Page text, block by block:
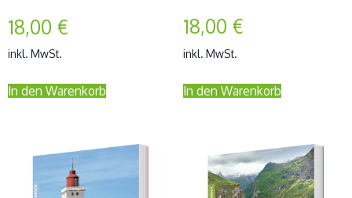
18,00 €
inkl. MwSt.
In den Warenkorb
18,00 €
inkl. MwSt.
In den Warenkorb